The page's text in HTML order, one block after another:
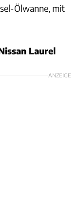
Ölwanne, mit
Laurel
ANZEIGE